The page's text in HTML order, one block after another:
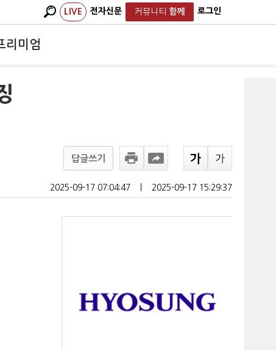
LIVE 전자신문 커뮤니티 함께 로그인
리미엄
답글쓰기
2025-09-17 07:04:47 2025-09-17 15:29:37